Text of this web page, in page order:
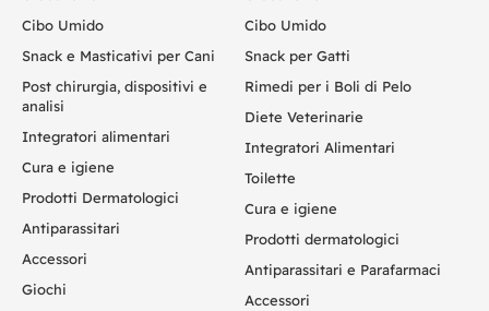
Cibo Umido
Snack e Masticativi per Cani
Post chirurgia, dispositivi e
analisi
Integratori alimentari
Cura e igiene
Prodotti Dermatologici
Antiparassitari
Accessori
Giochi
Cibo Umido
Snack per Gatti
Rimedi per i Boli di Pelo
Diete Veterinarie
Integratori Alimentari
Toilette
Cura e igiene
Prodotti dermatologici
Antiparassitari e Parafarmaci
Accessori